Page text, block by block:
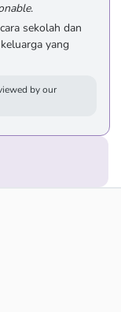
.
sekolah dan
yang
by our